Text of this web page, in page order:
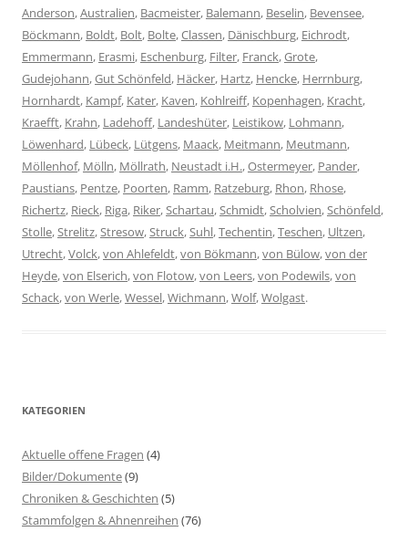
Anderson,Australien, Bacmeister, Balemann, Beselin, Bevensee,
Böckmann, Boldt, Bolt, Bolte,Classen, Dänischburg, Eichrodt,
Emmermann, Erasmi, Eschenburg, Filter, Franck,Grote,
Gudejohann,Gut Schönfeld, Häcker, Hartz, Hencke, Herrnburg,
Hornhardt, Kampf, Kater, Kaven, Kohlreiff, Kopenhagen, Kracht,
Kraefft, Krahn, Ladehoff, Landeshüter, Leistikow, Lohmann,
Löwenhard, Lübeck, Lütgens, Maack, Meitmann, Meutmann,
Möllenhof, Mölln, Möllrath, Neustadt i.H.,Ostermeyer, Pander,
Paustians, Pentze, Poorten, Ramm, Ratzeburg, Rhon, Rhose,
Richertz, Rieck, Riga, Riker,Schartau,Schmidt,Scholvien,Schönfeld,
Stolle,Strelitz,Stresow,Struck,Suhl,Techentin,Teschen, Ultzen,
Utrecht,Volck,von Ahlefeldt,von Bökmann,von Bülow,von der
Heyde,von Elserich,von Flotow,von Leers,von Podewils,von
Schack,von Werle,Wessel,Wichmann,Wolf,Wolgast.
KATEGORIEN
Aktuelle offene Fragen (4)
Bilder/Dokumente(9)
Chroniken & Geschichten (5)
Stammfolgen & Ahnenreihen (76)